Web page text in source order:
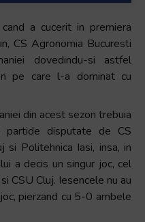
a cucerit in premiera
CS Agronomia Bucuresti
dovedindu-si astfel
pe care l-a dominat cu
din acest sezon trebuia
disputate de CS
si Politehnica Iasi, insa, in
a decis un singur joc, cel
CSU Cluj. Iesencele nu au
pierzand cu 5-0 ambele